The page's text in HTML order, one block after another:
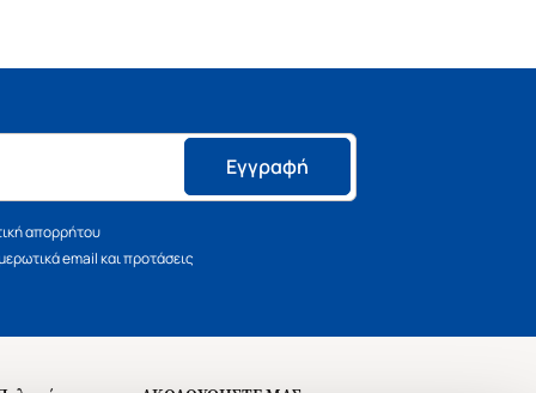
Εγγραφή
απορρήτου
email και προτάσεις